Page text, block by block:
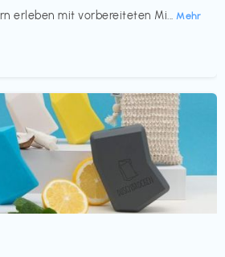
erleben mit vorbereiteten Mi... Mehr